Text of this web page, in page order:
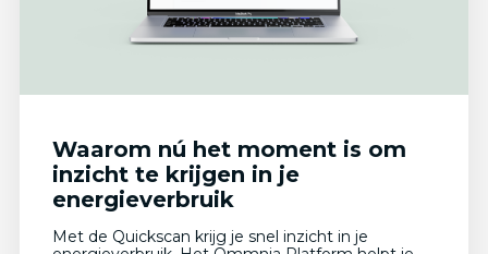
Waarom nú het moment is om
inzicht te krijgen in je
energieverbruik
Met de Quickscan krijg je snel inzicht in je